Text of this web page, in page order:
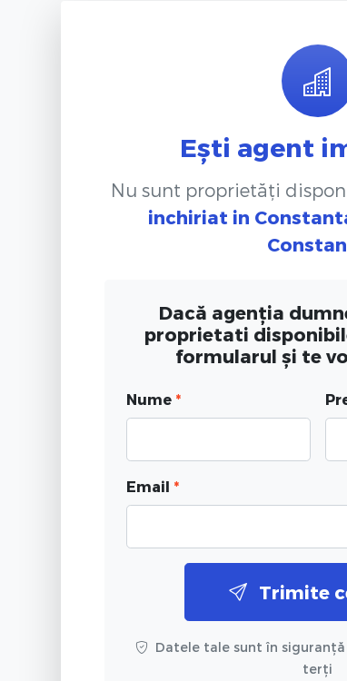
Ești agent
Nu sunt proprietăți
inchiriat in
Dacă agenția
proprietati
formularul și te
Nume *
Email *
Trimite
Datele tale sunt în
terți